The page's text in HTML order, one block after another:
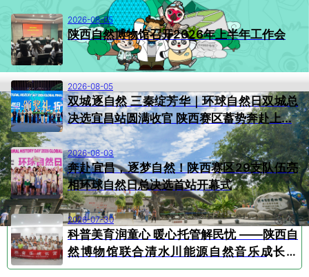
2026-08-05
陕西自然博物馆召开2026年上半年工作会
2026-08-05
双城逐自然 三秦绽芳华｜环球自然日双城总
决选宜昌站圆满收官 陕西赛区蓄势奔赴上...
2026-08-03
奔赴宜昌，逐梦自然！陕西赛区29支队伍亮
相环球自然日总决选首站开幕式
2026-07-30
科普美育润童心 暖心托管解民忧 ——陕西自
然博物馆联合清水川能源自然音乐成长营
顺...